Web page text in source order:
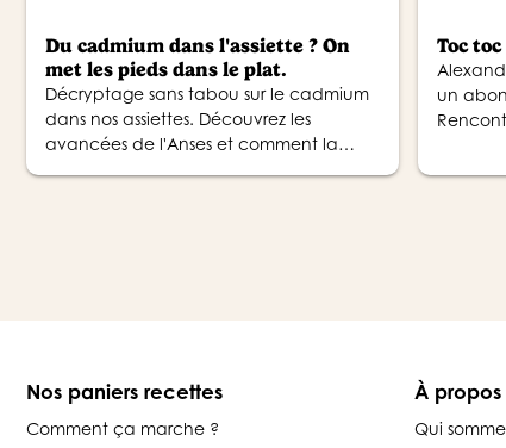
Du cadmium dans l'assiette ? On
met les pieds dans le plat.
Décryptage sans tabou sur le cadmium
dans nos assiettes. Découvrez les
avancées de l'Anses et comment la
Toc
un
Nos paniers recettes
Comment ça marche ?
À
Qui